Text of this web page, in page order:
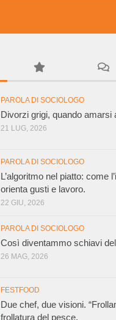
PAROLA DI SOCIOLOGO
Divorzi grigi, quando amarsi
21 LUG, 2026
PAROLA DI SOCIOLOGO
L’algoritmo nel piatto: come
orienta gusti e lavoro.
22 GIU, 2026
PAROLA DI SOCIOLOGO
Così diventammo schiavi
26 MAG, 2026
FESTFOOD
Due chef, due visioni.
frollatura del pesce.